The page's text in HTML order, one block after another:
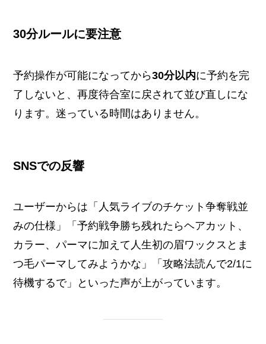
30分ルールに要注意
予約操作が可能になってから30分以内に予約を完
了しないと、再度待合室に戻されて並び直しにな
ります。迷っている時間はありません。
SNSでの反響
ユーザーからは「人気ライブのチケット争奪戦並
みの仕様」「予約戦争勝ち残れたらヘアカット、
カラー、パーマに加えて人生初の眉ワックスとま
つ毛パーマしてみようかな」「攻略法読んで2/1に
待機するで」といった声が上がっています。